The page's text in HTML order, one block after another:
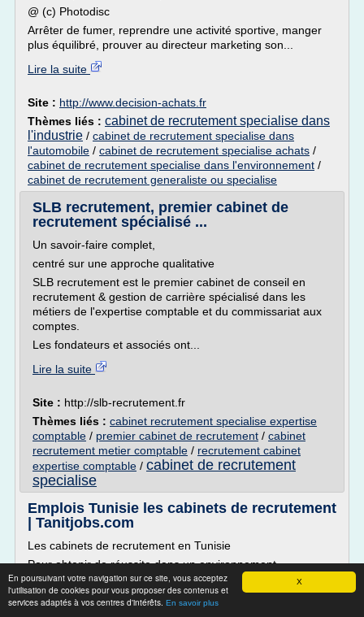
X
En poursuivant votre navigation sur ce site, vous acceptez
l'utilisation de cookies pour vous proposer des contenus et
services adaptés à vos centres d'intérêts. En savoir plus
@ (c) Photodisc
Arrêter de fumer, reprendre une activité sportive, manger
plus équilibré, prouver au directeur marketing son...
Lire la suite
Site : http://www.decision-achats.fr
Thèmes liés : cabinet de recrutement specialise dans
l'industrie / cabinet de recrutement specialise dans
l'automobile / cabinet de recrutement specialise achats /
cabinet de recrutement specialise dans l'environnement /
cabinet de recrutement generaliste ou specialise
SLB recrutement, premier cabinet de
recrutement spécialisé ...
Un savoir-faire complet,
centré sur une approche qualitative
SLB recrutement est le premier cabinet de conseil en
recrutement & gestion de carrière spécialisé dans les
métiers de l'expertise comptable et du commissariat aux
comptes.
Les fondateurs et associés ont...
Lire la suite
Site : http://slb-recrutement.fr
Thèmes liés : cabinet recrutement specialise expertise
comptable / premier cabinet de recrutement / cabinet
recrutement metier comptable / recrutement cabinet
expertise comptable / cabinet de recrutement
specialise
Emplois Tunisie les cabinets de recrutement
| Tanitjobs.com
Les cabinets de recrutement en Tunisie
Pour obtenir de réussite dans un environnement
économique en perpétuelle évolution, les entreprises
devront chercher des moyens pour pérenniser leur activité
tout en faisant face à la compétitivité. La bonne